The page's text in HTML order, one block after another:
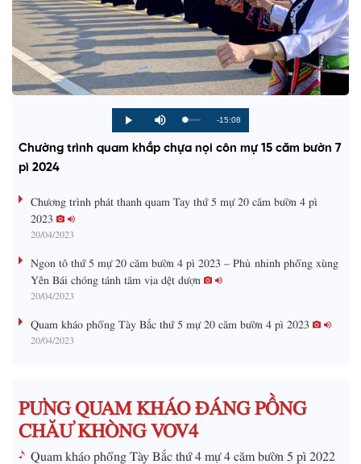
P
l
M
u
e
L
d
e
P
r
g
%
R
e
i
e
-15:08
Chường trình quam khắp chựa nọi côn mự 15 căm bườn 7
pì 2024
Chương trình phát thanh quam Tay thứ 5 mự 20 căm bườn 4 pì
2023
20/04/2023
Ngon tô thứ 5 mự 20 căm bườn 4 pì 2023 – Phủ nhinh phổng xùng
Yên Bái chóng tánh tăm vịa dệt dượn
20/04/2023
Quam kháo phổng Tày Bắc thứ 5 mự 20 căm bườn 4 pì 2023
20/04/2023
PƯNG QUAM KHÁO ĐÁNG PỒNG
CHĂƯ KHÒNG VOV4
Quam kháo phổng Tày Bắc thứ 4 mự 4 căm bườn 5 pì 2022